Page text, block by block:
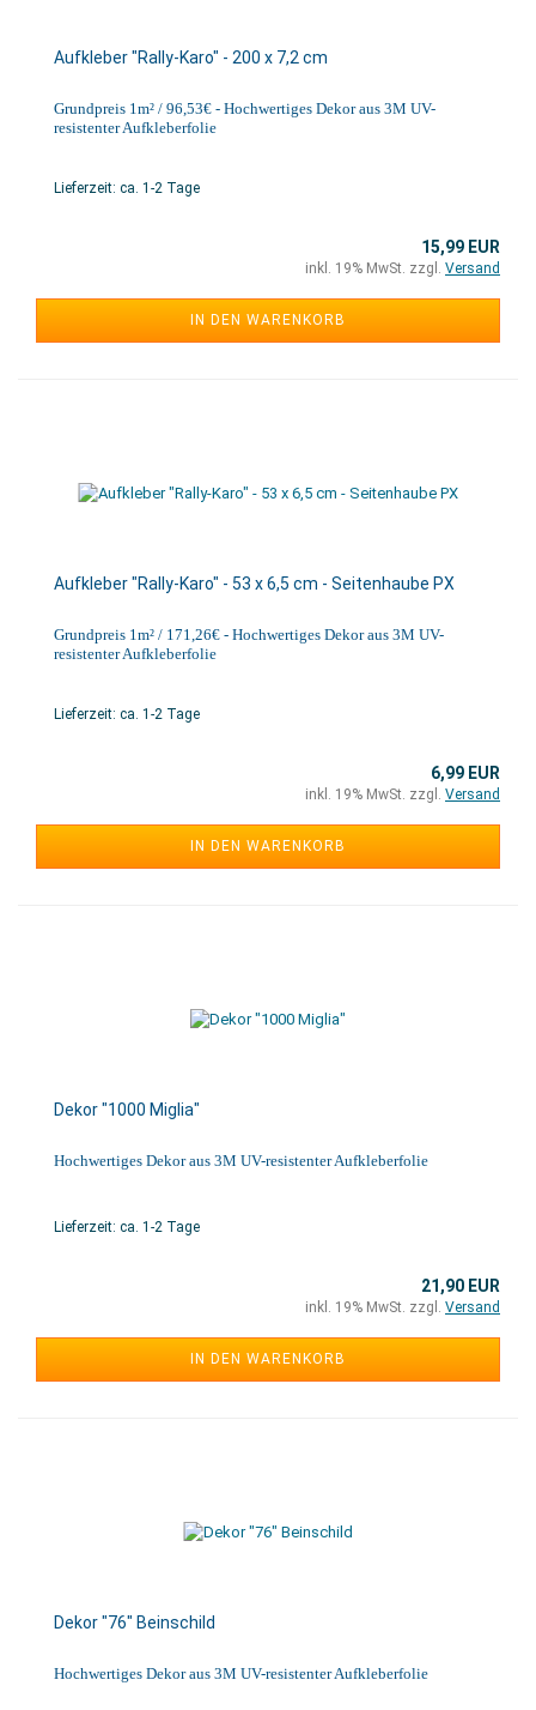
Aufkleber "Rally-Karo" - 200 x 7,2 cm
Grundpreis 1m² / 96,53€ - Hochwertiges Dekor aus 3M UV-
resistenter Aufkleberfolie
Lieferzeit: ca. 1-2 Tage
15,99 EUR
inkl. 19% MwSt. zzgl. Versand
IN DEN WARENKORB
Aufkleber "Rally-Karo" - 53 x 6,5 cm - Seitenhaube PX
Grundpreis 1m² / 171,26€ - Hochwertiges Dekor aus 3M UV-
resistenter Aufkleberfolie
Lieferzeit: ca. 1-2 Tage
6,99 EUR
inkl. 19% MwSt. zzgl. Versand
IN DEN WARENKORB
Dekor "1000 Miglia"
Hochwertiges Dekor aus 3M UV-resistenter Aufkleberfolie
Lieferzeit: ca. 1-2 Tage
21,90 EUR
inkl. 19% MwSt. zzgl. Versand
IN DEN WARENKORB
Dekor "76" Beinschild
Hochwertiges Dekor aus 3M UV-resistenter Aufkleberfolie